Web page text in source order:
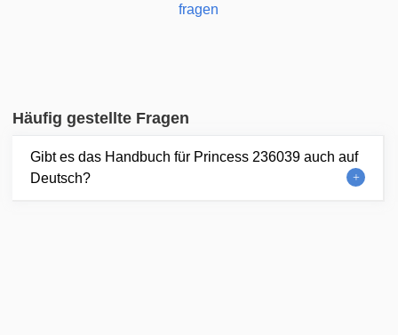
fragen
Häufig gestellte Fragen
Gibt es das Handbuch für Princess 236039 auch auf
Deutsch?